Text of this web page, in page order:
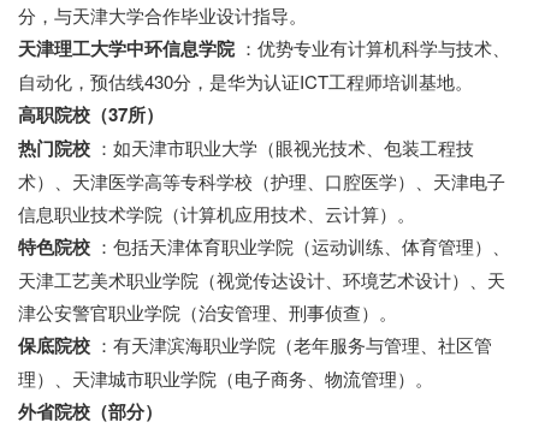
分，与天津大学合作毕业设计指导。
天津理工大学中环信息学院 ：优势专业有计算机科学与技术、
自动化，预估线430分，是华为认证ICT工程师培训基地。
高职院校（37所）
热门院校 ：如天津市职业大学（眼视光技术、包装工程技
术）、天津医学高等专科学校（护理、口腔医学）、天津电子
信息职业技术学院（计算机应用技术、云计算）。
特色院校 ：包括天津体育职业学院（运动训练、体育管理）、
天津工艺美术职业学院（视觉传达设计、环境艺术设计）、天
津公安警官职业学院（治安管理、刑事侦查）。
保底院校 ：有天津滨海职业学院（老年服务与管理、社区管
理）、天津城市职业学院（电子商务、物流管理）。
外省院校（部分）